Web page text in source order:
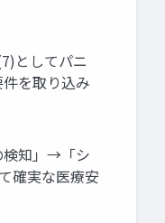
としてパニ
を取り込み
検知」→「シ
確実な医療安